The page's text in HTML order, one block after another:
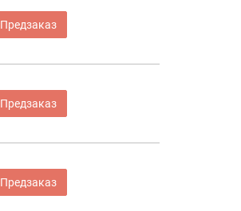
Предзаказ
Предзаказ
Предзаказ